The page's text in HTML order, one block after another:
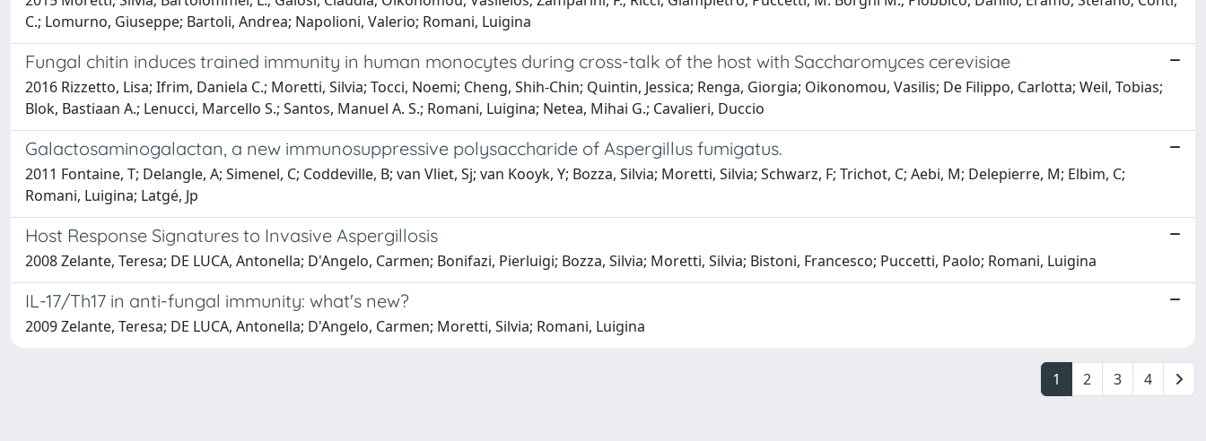
C.; Lomurno, Giuseppe; Bartoli, Andrea; Napolioni, Valerio; Romani, Luigina
Fungal chitin induces trained immunity in human monocytes during cross-talk of the host with Saccharomyces cerevisiae
2016 Rizzetto, Lisa; Ifrim, Daniela C.; Moretti, Silvia; Tocci, Noemi; Cheng, Shih-Chin; Quintin, Jessica; Renga, Giorgia; Oikonomou, Vasilis; De Filippo, Carlotta; Weil, Tobias;
Blok, Bastiaan A.; Lenucci, Marcello S.; Santos, Manuel A. S.; Romani, Luigina; Netea, Mihai G.; Cavalieri, Duccio
Galactosaminogalactan, a new immunosuppressive polysaccharide of Aspergillus fumigatus.
2011 Fontaine, T; Delangle, A; Simenel, C; Coddeville, B; van Vliet, Sj; van Kooyk, Y; Bozza, Silvia; Moretti, Silvia; Schwarz, F; Trichot, C; Aebi, M; Delepierre, M; Elbim, C;
Romani, Luigina; Latgé, Jp
Host Response Signatures to Invasive Aspergillosis
2008 Zelante, Teresa; DE LUCA, Antonella; D'Angelo, Carmen; Bonifazi, Pierluigi; Bozza, Silvia; Moretti, Silvia; Bistoni, Francesco; Puccetti, Paolo; Romani, Luigina
IL-17/Th17 in anti-fungal immunity: what's new?
2009 Zelante, Teresa; DE LUCA, Antonella; D'Angelo, Carmen; Moretti, Silvia; Romani, Luigina
1 2 3 4